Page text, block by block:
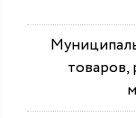
товаров,